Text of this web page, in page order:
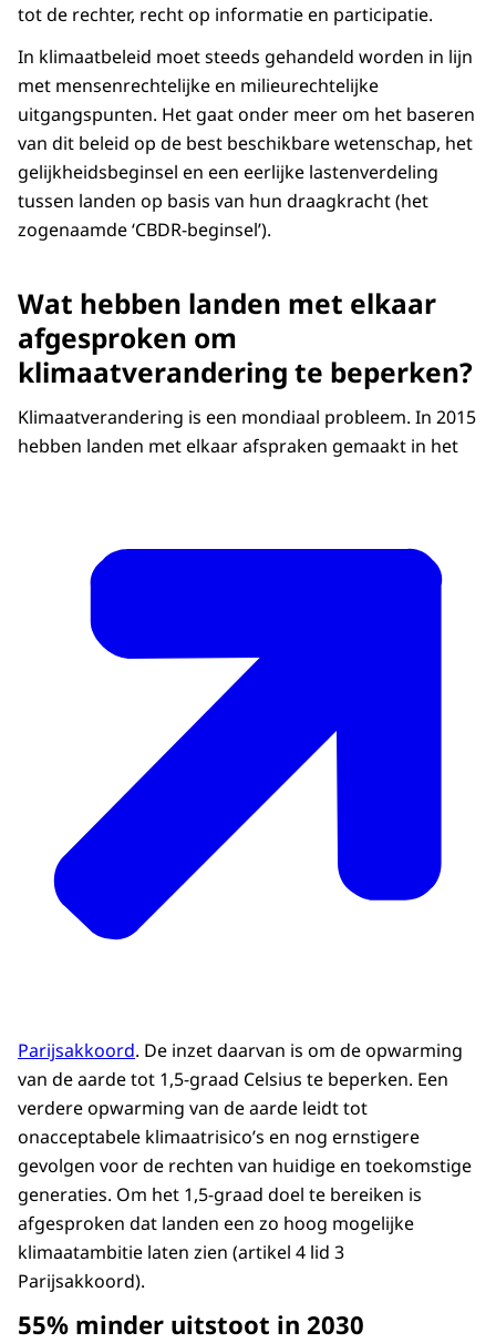
tot de rechter, recht op informatie en participatie.
In klimaatbeleid moet steeds gehandeld worden in lijn
met mensenrechtelijke en milieurechtelijke
uitgangspunten. Het gaat onder meer om het baseren
van dit beleid op de best beschikbare wetenschap, het
gelijkheidsbeginsel en een eerlijke lastenverdeling
tussen landen op basis van hun draagkracht (het
zogenaamde ‘CBDR-beginsel’).
Wat hebben landen met elkaar
afgesproken om
klimaatverandering te beperken?
Klimaatverandering is een mondiaal probleem. In 2015
hebben landen met elkaar afspraken gemaakt in het
Parijsakkoord. De inzet daarvan is om de opwarming
van de aarde tot 1,5-graad Celsius te beperken. Een
verdere opwarming van de aarde leidt tot
onacceptabele klimaatrisico’s en nog ernstigere
gevolgen voor de rechten van huidige en toekomstige
generaties. Om het 1,5-graad doel te bereiken is
afgesproken dat landen een zo hoog mogelijke
klimaatambitie laten zien (artikel 4 lid 3
Parijsakkoord).
55% minder uitstoot in 2030